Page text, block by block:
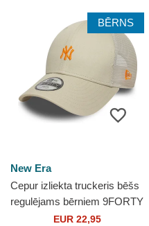
BĒRNS
New Era
Cepur izliekta truckeris bēšs
regulējams bērniem 9FORTY
Homefield no New York
EUR 22,95